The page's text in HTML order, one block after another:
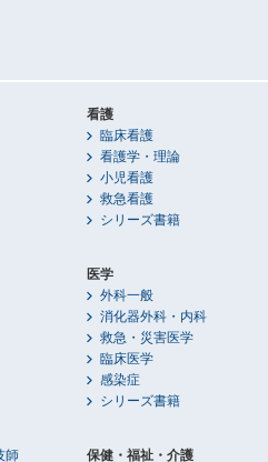
師
看護
臨床看護
看護学・理論
小児看護
救急看護
シリーズ書籍
医学
外科一般
消化器外科・内科
救急・災害医学
臨床医学
感染症
シリーズ書籍
保健・福祉・介護